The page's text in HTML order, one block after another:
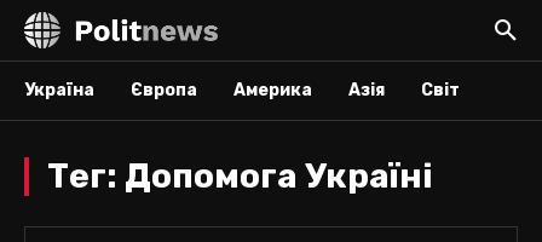
Україна Європа Америка Азія Світ
Тег: Допомога Україні